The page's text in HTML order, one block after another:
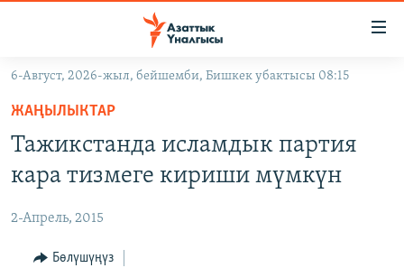
Навигацияга
өтүңүз
Издөөгө
салыңыз
ЭКОНОМИКА
МАДАНИЯТ
БОРБОР АЗИЯ
УКРАИНА
АТАЙЫН ИЛИКТӨӨ
ТВ ПРОГРАММАЛАР
6-Август, 2026-жыл, бейшемби, Бишкек убактысы 08:15
ЖАҢЫЛЫКТАР
Тажикстанда исламдык партия
кара тизмеге кириши мүмкүн
2-Апрель, 2015
Бөлүшүңүз